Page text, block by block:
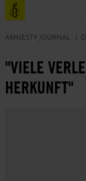
Direkt
zum
Benutzermenü
AMNESTY JOURNAL
"VIELE
HERKUNFT"